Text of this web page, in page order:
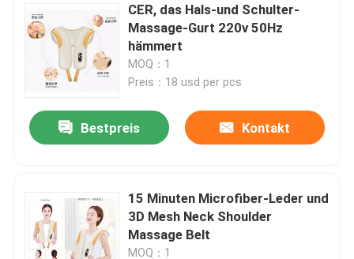
CER, das Hals-und Schulter-
Massage-Gurt 220v 50Hz
hämmert
MOQ：1
Preis：18 usd per pcs
Bestpreis Kontakt
15 Minuten Microfiber-Leder und
3D Mesh Neck Shoulder
Massage Belt
MOQ：1